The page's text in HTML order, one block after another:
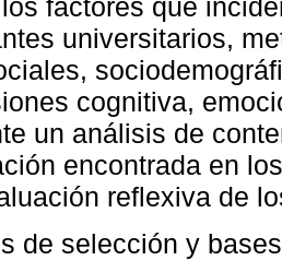
factores que
universitarios,
cognitiva,
un análisis de
encontrada en
reflexiva de
de selección y